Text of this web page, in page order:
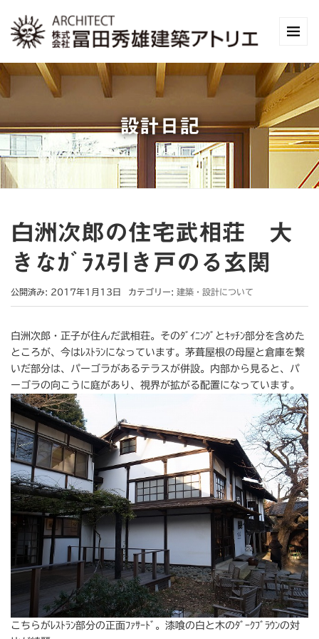
設計日記
白洲次郎の住宅武相荘 大
きなｶﾞﾗｽ引き戸のる玄関
公開済み: 2017年1月13日 カテゴリー: 建築・設計について
白洲次郎・正子が住んだ武相荘。そのﾀﾞｲﾆﾝｸﾞとｷｯﾁﾝ部分を含めた
ところが、今はﾚｽﾄﾗﾝになっています。茅葺屋根の母屋と倉庫を繋
いだ部分は、パーゴラがあるテラスが併設。内部から見ると、パ
ーゴラの向こうに庭があり、視界が拡がる配置になっています。
こちらがﾚｽﾄﾗﾝ部分の正面ﾌｧｻｰﾄﾞ。漆喰の白と木のﾀﾞｰｸﾌﾞﾗｳﾝの対